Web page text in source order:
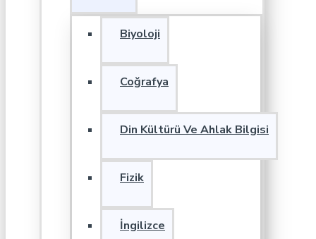
Biyoloji
Coğrafya
Din Kültürü Ve Ahlak Bilgisi
Fizik
İngilizce